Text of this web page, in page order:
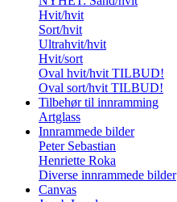
Hvit/hvit
Sort/hvit
Ultrahvit/hvit
Hvit/sort
Oval hvit/hvit TILBUD!
Oval sort/hvit TILBUD!
Tilbehør til innramming
Artglass
Innrammede bilder
Peter Sebastian
Henriette Roka
Diverse innrammede bilder
Canvas